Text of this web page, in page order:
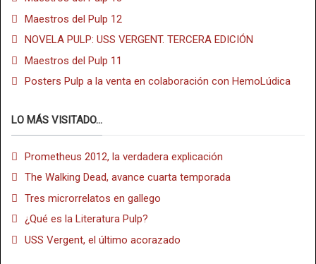
Maestros del Pulp 12
NOVELA PULP: USS VERGENT. TERCERA EDICIÓN
Maestros del Pulp 11
Posters Pulp a la venta en colaboración con HemoLúdica
LO MÁS VISITADO...
Prometheus 2012, la verdadera explicación
The Walking Dead, avance cuarta temporada
Tres microrrelatos en gallego
¿Qué es la Literatura Pulp?
USS Vergent, el último acorazado